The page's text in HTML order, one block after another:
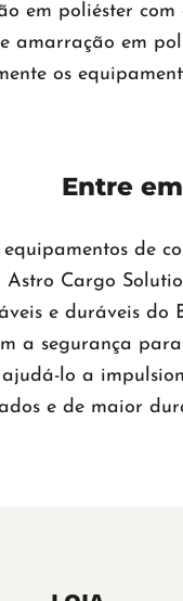
em poliéster com
amarração em
os
Entre
de
Cargo
e duráveis
a segurança
ajudá-lo a
e de maior